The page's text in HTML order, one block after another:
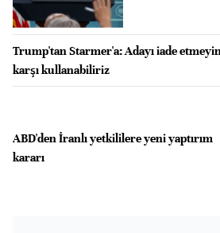
Trump'tan Starmer'a: Adayı iade
karşı kullanabiliriz
ABD'den İranlı yetkililere yeni yaptırım
kararı